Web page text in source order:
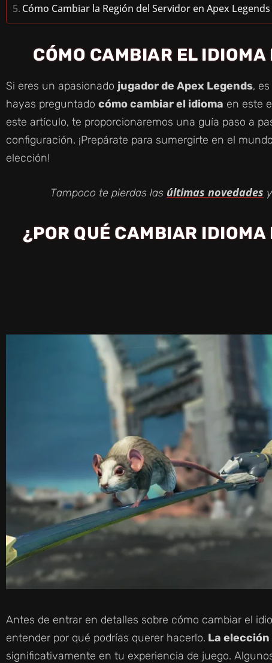
Cómo Cambiar la Región del Servidor en Apex Legends
CÓMO CAMBIAR EL IDIOMA
Si eres un apasionado jugador de Apex Legends,
hayas preguntado cómo cambiar el idioma en este
este artículo, te proporcionaremos una guía paso a
configuración. ¡Prepárate para sumergirte en el
elección!
Tampoco te pierdas las últimas novedades
¿POR QUÉ CAMBIAR IDIOMA
Antes de entrar en detalles sobre cómo cambiar el
entender por qué podrías querer hacerlo. La elección
significativamente en tu experiencia de juego.